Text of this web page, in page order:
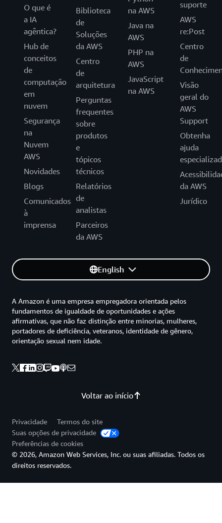
O que é
a IA
agêntica?
Hub de
conceitos
de
computação
em
nuvem
Segurança
na
Nuvem
AWS
Novidades
Blogs
Comunicados
à
imprensa
Biblioteca
de
Soluções
da AWS
Centro
de
arquitetura
Perguntas
frequentes
sobre
produtos
e
tópicos
técnicos
Relatórios
de
analistas
Parceiros
da AWS
na AWS
Java na
AWS
PHP na
AWS
JavaScript
na AWS
suporte
AWS
re:Post
Centro
de
Visão
geral do
AWS
Support
Obtenha
ajuda
da AWS
Jurídico
English
Voltar ao início
A Amazon é uma empresa empregadora orientada pelos
fundamentos de igualdade de oportunidades e ações
afirmativas, que não faz distinção entre minorias, mulheres,
portadores de deficiência, veteranos, identidade de gênero,
orientação sexual nem idade.
Privacidade
Termos do site
Suas opções de privacidade
Preferências de cookies
© 2026, Amazon Web Services, Inc. ou suas afiliadas. Todos os
direitos reservados.